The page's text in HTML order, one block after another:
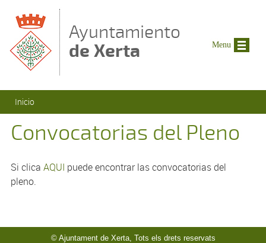
Ayuntamiento
de Xerta
Se encuentra usted aquí
Inicio
Convocatorias del Pleno
Si clica AQUI puede encontrar las convocatorias del
pleno.
© Ajuntament de Xerta, Tots els drets reservats
Menu